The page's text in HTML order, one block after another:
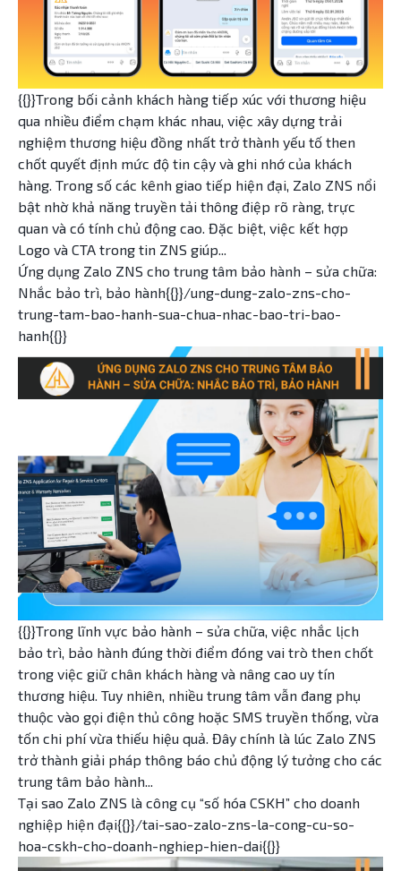
{{}}Trong bối cảnh khách hàng tiếp xúc với thương hiệu
qua nhiều điểm chạm khác nhau, việc xây dựng trải
nghiệm thương hiệu đồng nhất trở thành yếu tố then
chốt quyết định mức độ tin cậy và ghi nhớ của khách
hàng. Trong số các kênh giao tiếp hiện đại, Zalo ZNS nổi
bật nhờ khả năng truyền tải thông điệp rõ ràng, trực
quan và có tính chủ động cao. Đặc biệt, việc kết hợp
Logo và CTA trong tin ZNS giúp...
Ứng dụng Zalo ZNS cho trung tâm bảo hành – sửa chữa:
Nhắc bảo trì, bảo hành{{}}/ung-dung-zalo-zns-cho-
trung-tam-bao-hanh-sua-chua-nhac-bao-tri-bao-
hanh{{}}
{{}}Trong lĩnh vực bảo hành – sửa chữa, việc nhắc lịch
bảo trì, bảo hành đúng thời điểm đóng vai trò then chốt
trong việc giữ chân khách hàng và nâng cao uy tín
thương hiệu. Tuy nhiên, nhiều trung tâm vẫn đang phụ
thuộc vào gọi điện thủ công hoặc SMS truyền thống, vừa
tốn chi phí vừa thiếu hiệu quả. Đây chính là lúc Zalo ZNS
trở thành giải pháp thông báo chủ động lý tưởng cho các
trung tâm bảo hành...
Tại sao Zalo ZNS là công cụ “số hóa CSKH” cho doanh
nghiệp hiện đại{{}}/tai-sao-zalo-zns-la-cong-cu-so-
hoa-cskh-cho-doanh-nghiep-hien-dai{{}}